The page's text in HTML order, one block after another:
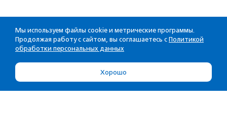
Мы используем файлы cookie и метрические программы.
Продолжая работу с сайтом, вы соглашаетесь с Политикой
обработки персональных данных
Хорошо